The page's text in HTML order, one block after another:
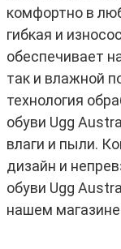
комфортно в
гибкая и
обеспечивает
так и влажной
технология
обуви Ugg
влаги и пыли.
дизайн и
обуви Ugg
нашем